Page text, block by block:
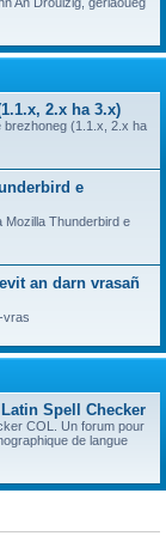
2.x ha 3.x)
brezhoneg (1.1.x, 2.x ha
e
Mozilla Thunderbird e
an darn vrasañ
vras
Spell Checker
COL. Un forum pour
de langue